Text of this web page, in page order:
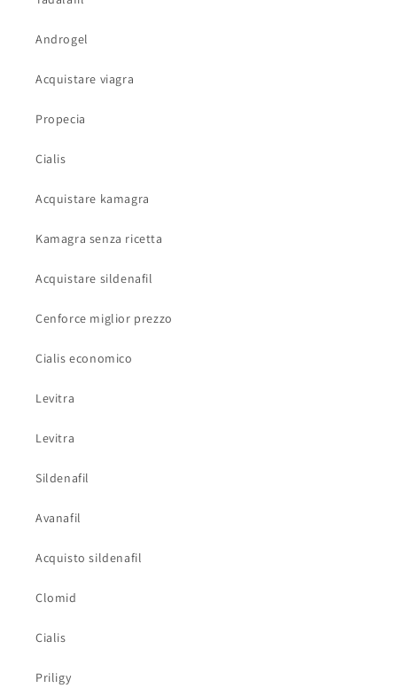
Androgel
Acquistare viagra
Propecia
Cialis
Acquistare kamagra
Kamagra senza ricetta
Acquistare sildenafil
Cenforce miglior prezzo
Cialis economico
Levitra
Levitra
Sildenafil
Avanafil
Acquisto sildenafil
Clomid
Cialis
Priligy